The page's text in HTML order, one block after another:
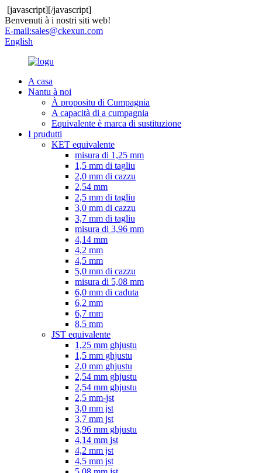
[javascript][/javascript]
Benvenuti à i nostri siti web!
E-mail:sales@ckexun.com
English
A casa
Nantu à noi
À propositu di Cumpagnia
A capacità di a cumpagnia
Equivalente è marca di sustituzione
I prudutti
KET equivalente
misura di 1,25 mm
1,5 mm di tagliu
2,0 mm di cazzu
2,54 mm
2,5 mm di tagliu
3,0 mm di cazzu
3,7 mm di tagliu
misura di 3,96 mm
4,14 mm
4,2 mm
4,5 mm
5,0 mm di cazzu
misura di 5,08 mm
6,0 mm di caduta
6,2 mm
6,7 mm
8,5 mm
JST equivalente
1,25 mm ghjustu
1,5 mm ghjustu
2,0 mm ghjustu
2,54 mm ghjustu
2,54 mm ghjustu
2,5 mm-jst
3,0 mm jst
3,7 mm jst
3,96 mm ghjustu
4,14 mm jst
4,2 mm jst
4,5 mm jst